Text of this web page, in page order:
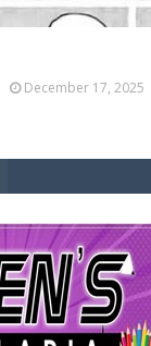
December 17, 2025